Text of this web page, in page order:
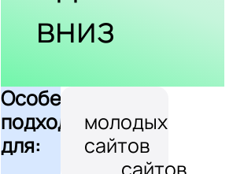
вниз
Особенно
подходит
для:
молодых
сайтов